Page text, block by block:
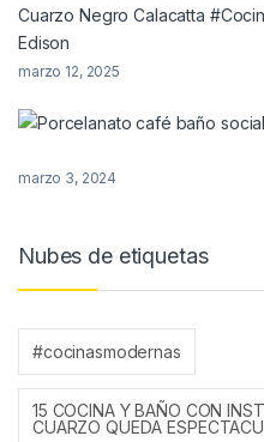
Cuarzo Negro Calacatta
Edison
marzo 12, 2025
marzo 3, 2024
Nubes de etiquetas
#cocinasmodernas
15 COCINA Y BAÑO CON
CUARZO QUEDA